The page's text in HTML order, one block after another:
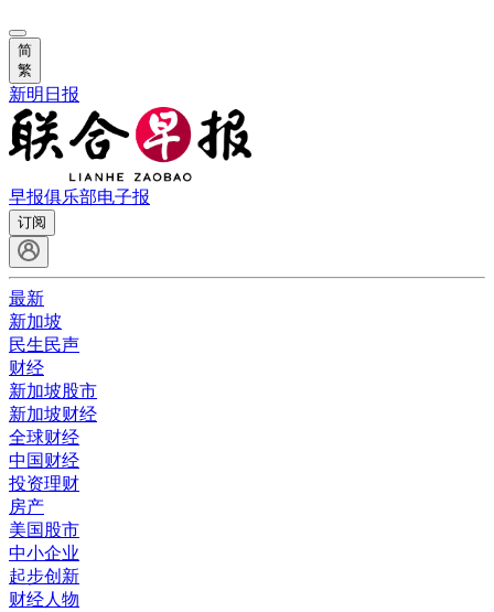
简
繁
新明日报
早报俱乐部电子报
订阅
最新
新加坡
民生民声
财经
新加坡股市
新加坡财经
全球财经
中国财经
投资理财
房产
美国股市
中小企业
起步创新
财经人物